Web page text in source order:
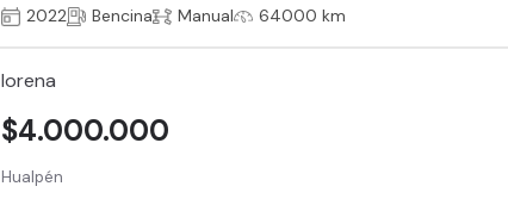
2022 Bencina Manual 64000 km
lorena
Hualpén
$4.000.000